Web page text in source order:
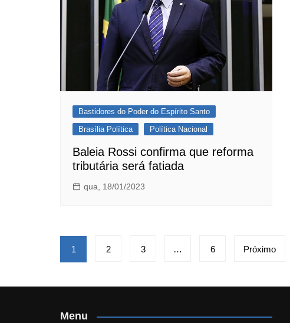
Bastidores do Poder do Espírito Santo
Brasília Política
Política Nacional
Baleia Rossi confirma que reforma
tributária será fatiada
qua, 18/01/2023
Paginação
de
posts
1 2 3 … 6 Próximo
Menu